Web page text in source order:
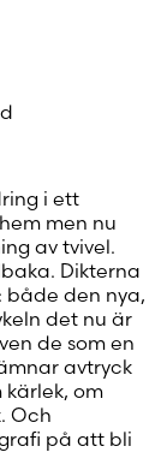
i ett
men nu
av tvivel.
Dikterna
den nya,
det nu är
de som en
avtryck
kärlek, om
Och
på att bli